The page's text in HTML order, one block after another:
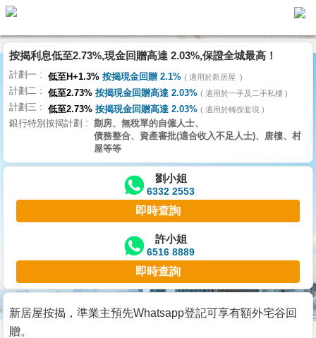
代
理
主
頁
搵
樓/
交
業
主
宅
谷
按
按揭利息低至2.73%,現金回贈高達 2.03%,保證全城最高！
計劃一 低至H+1.3% 按揭現金回贈 2.1% 適用於新居屋
計劃二 低至2.73% 按揭現金回贈高達 2.03% 適用於一手及二手私樓
計劃三 低至2.73% 按揭現金回贈高達 2.03% 適用於轉按套現
銀行特別按揭計劃
劏房、無稅單的自僱人士、
債務整合、資產審批(適合收入不足人士)、唐樓、村
屋等等
劉小姐
6332 2553
即時查詢
許小姐
6516 8889
即時查詢
新居屋按揭，準業主預先Whatsapp登記可享有額外宅谷回
贈。